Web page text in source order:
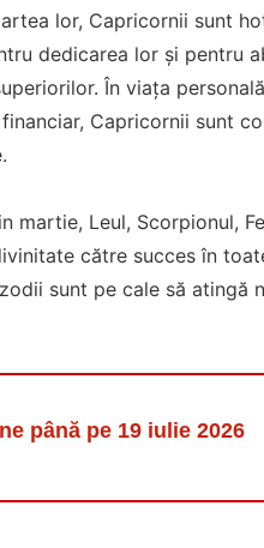
lor, Capricornii sunt
dedicarea lor și pentru
În viața
Capricornii sunt
martie, Leul, Scorpionul,
către succes în
sunt pe cale să atingă
până pe 19 iulie 2026